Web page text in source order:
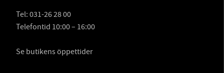
Tel: 031-26 28 00
Telefontid 10:00 – 16:00
Se butikens öppettider